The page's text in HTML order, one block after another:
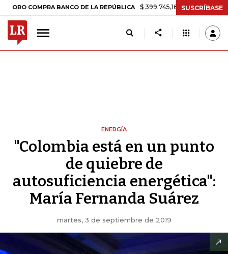
COMPRA BANCO DE LA REPÚBLICA $ 399.745,16 +$ 2.295,71 +0,58%
SUSCRÍBASE
ENERGÍA
"Colombia está en un punto
de quiebre de
autosuficiencia energética":
María Fernanda Suárez
martes, 3 de septiembre de 2019